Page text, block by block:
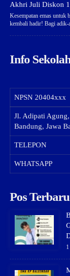
Akhri Juli Diskon
Kesempatan emas untuk
kembali hadir! Bagi adik-
Info
NPSN 20404xxx
Jl. Adipati
Bandung, Jawa
TELEPON
WHATSAPP
Pos Terbaru